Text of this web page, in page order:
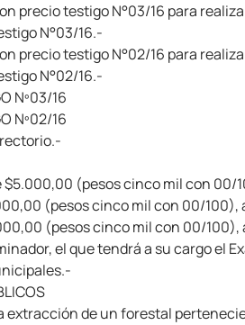
testigo N°03/16 para
N°03/16.-
testigo N°02/16 para
N°02/16.-
Nº03/16
Nº02/16
(pesos cinco mil con 00/
(pesos cinco mil con 00/100),
(pesos cinco mil con 00/100),
el que tendrá a su cargo
extracción de un forestal